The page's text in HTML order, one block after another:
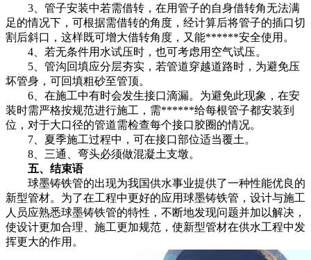
3、管子安装中若需借转，在用管子的自身借转角无法满
足的情况下，可根据需借转的角度，经计算后将管子的插口切
割后斜口，这样既可增大借转角度，又能******安全使用。
4、若无条件用水试压时，也可考虑用空气试压。
5、管沟回填应分层夯实，若管道穿越道路时，为避免压
坏管身，可回填粗砂至管顶。
6、在施工中有时会发生接口滴漏。为避免此现象，在安
装时需严格按规范进行施工，需******给每根管子都安装到
位，对于大口径的管道需检查每个接口胶圈的情况。
7、夏季施工过程中，可在接口部位适当覆土。
8、三通、弯头必须做混凝土支墩。
五、结束语
球墨铸铁管的出现为我国供水事业提供了一种性能优良的
新型管材。为了在工程中更好的应用球墨铸铁管，设计与施工
人员应熟悉球墨铸铁管的特性，不断地发现问题并加以解决，
使设计更加合理、施工更加规范，使新型管材在供水工程中发
挥更大的作用。